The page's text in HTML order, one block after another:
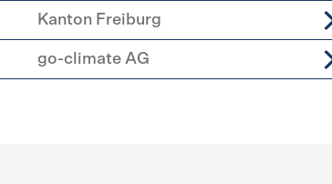
Kanton Freiburg
go-climate AG